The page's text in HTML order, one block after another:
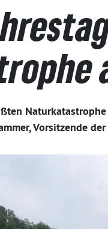
Vorsitzende